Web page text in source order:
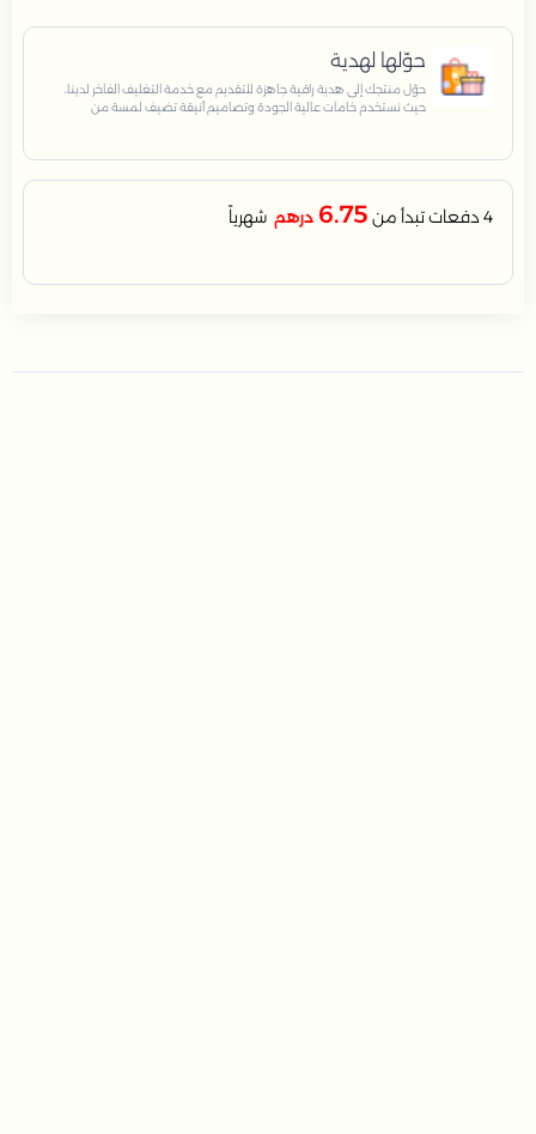
حوّلها لهدية
حوّل منتجك إلى هدية راقية جاهزة للتقديم مع خدمة التغليف الفاخر لدينا،
حيث نستخدم خامات عالية الجودة وتصاميم أنيقة تضيف لمسة من
4 دفعات تبدأ من 6.75 درهم شهرياً